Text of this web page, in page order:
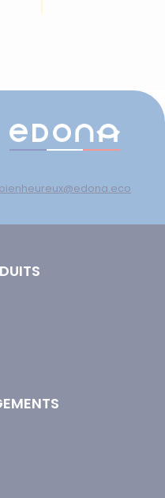
bienheureux@edona.eco